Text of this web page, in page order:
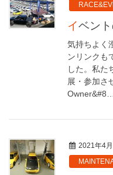
イベン
気持ちよく
ンリンクも
した。私た
展・参加さ
Owner&#8…
2021年4月